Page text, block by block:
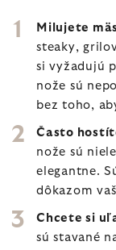
Milujete
steaky,
si vyžadujú
nože sú
bez toho,
Často
nože sú
elegantne.
dôkazom
Chcete si
sú stavané